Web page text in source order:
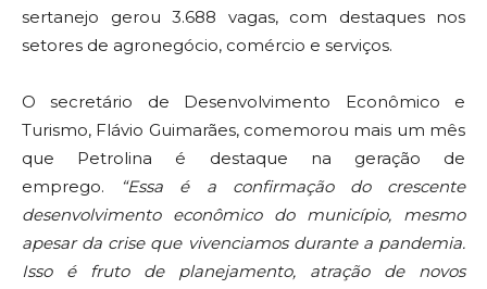
sertanejo gerou 3.688 vagas, com destaques nos
setores de agronegócio, comércio e serviços.
O secretário de Desenvolvimento Econômico e
Turismo, Flávio Guimarães, comemorou mais um mês
que Petrolina é destaque na geração de
emprego.
“Essa é a confirmação do crescente
desenvolvimento econômico do município, mesmo
apesar da crise que vivenciamos durante a pandemia.
Isso é fruto de planejamento, atração de novos